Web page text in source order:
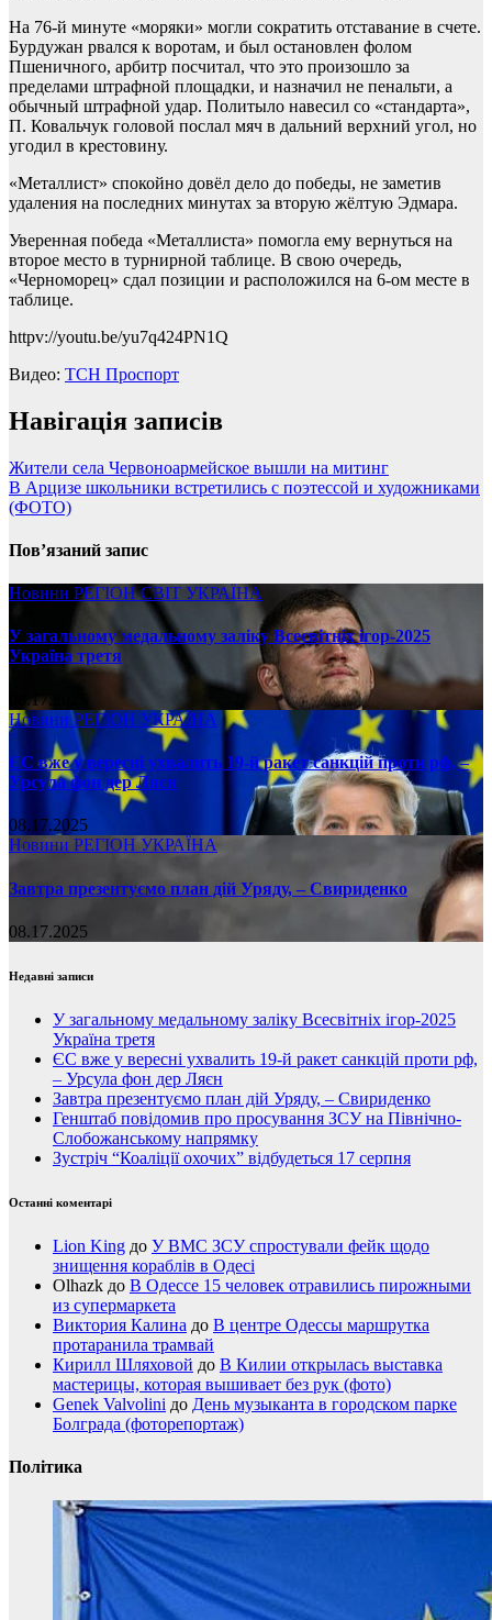
На 76-й минуте «моряки» могли сократить отставание в счете.
Бурдужан рвался к воротам, и был остановлен фолом
Пшеничного, арбитр посчитал, что это произошло за
пределами штрафной площадки, и назначил не пенальти, а
обычный штрафной удар. Политыло навесил со «стандарта»,
П. Ковальчук головой послал мяч в дальний верхний угол, но
угодил в крестовину.
«Металлист» спокойно довёл дело до победы, не заметив
удаления на последних минутах за вторую жёлтую Эдмара.
Уверенная победа «Металлиста» помогла ему вернуться на
второе место в турнирной таблице. В свою очередь,
«Черноморец» сдал позиции и расположился на 6-ом месте в
таблице.
httpv://youtu.be/yu7q424PN1Q
Видео: ТСН Проспорт
Навігація записів
Жители села Червоноармейское вышли на митинг
В Арцизе школьники встретились с поэтессой и художниками
(ФОТО)
Пов’язаний запис
Новини РЕГІОНСВІТ УКРАЇНА
У загальному медальному заліку Всесвітніх ігор-2025
Україна третя
08.17.2025
НовиниРЕГІОН УКРАЇНА
ЄС вже у вересні ухвалить 19-й ракет санкцій проти рф, –
Урсула фон дер Ляєн
08.17.2025
Новини РЕГІОН УКРАЇНА
Завтра презентуємо план дій Уряду, – Свириденко
08.17.2025
Недавні записи
У загальному медальному заліку Всесвітніх ігор-2025
Україна третя
ЄС вже у вересні ухвалить 19-й ракет санкцій проти рф,
– Урсула фон дер Ляєн
Завтра презентуємо план дій Уряду, – Свириденко
Генштаб повідомив про просування ЗСУ на Північно-
Слобожанському напрямку
Зустріч “Коаліції охочих” відбудеться 17 серпня
Останні коментарі
Lion King до У ВМС ЗСУ спростували фейк щодо
знищення кораблів в Одесі
Olhazk до В Одессе 15 человек отравились пирожными
из супермаркета
Виктория Калина до В центре Одессы маршрутка
протаранила трамвай
Кирилл Шляховой до В Килии открылась выставка
мастерицы, которая вышивает без рук (фото)
Genek Valvolini до День музыканта в городском парке
Болграда (фоторепортаж)
Політика